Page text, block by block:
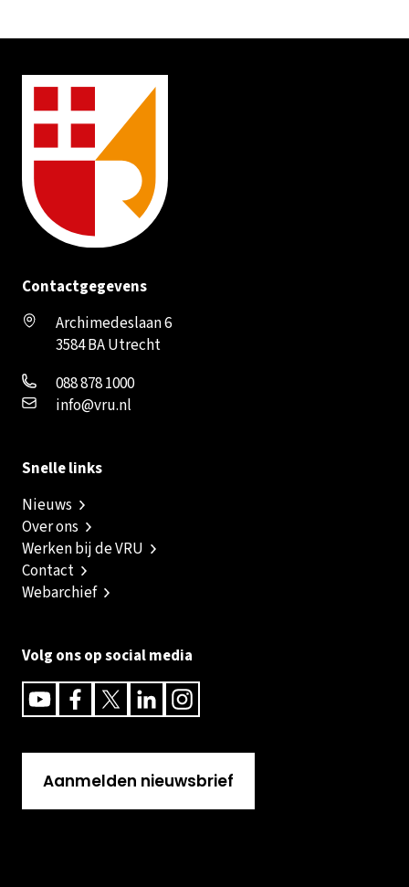
Contactgegevens
Archimedeslaan 6
3584 BA Utrecht
088 878 1000
info@vru.nl
Snelle links
Nieuws
Over ons
Werken bij de VRU
Contact
Webarchief
Volg ons op social media
YoutubeFacebookTwitterLinkedinInstagram
Aanmelden nieuwsbrief